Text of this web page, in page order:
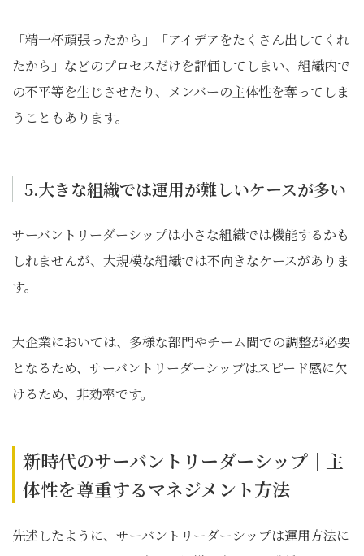
「精一杯頑張ったから」「アイデアをたくさん出してくれ
たから」などのプロセスだけを評価してしまい、組織内で
の不平等を生じさせたり、メンバーの主体性を奪ってしま
うこともあります。
5.大きな組織では運用が難しいケースが多い
サーバントリーダーシップは小さな組織では機能するかも
しれませんが、大規模な組織では不向きなケースがありま
す。
大企業においては、多様な部門やチーム間での調整が必要
となるため、サーバントリーダーシップはスピード感に欠
けるため、非効率です。
新時代のサーバントリーダーシップ｜主
体性を尊重するマネジメント方法
先述したように、サーバントリーダーシップは運用方法に